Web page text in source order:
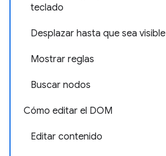
teclado
Desplazar hasta que sea visible
Mostrar reglas
Buscar nodos
Cómo editar el DOM
Editar contenido